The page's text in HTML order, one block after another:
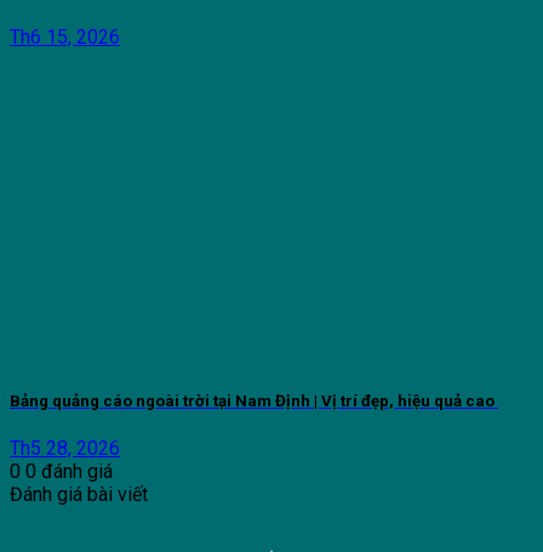
Th6 15, 2026
Bảng quảng cáo ngoài trời tại Nam Định | Vị trí đẹp, hiệu quả cao
Th5 28, 2026
0 0 đánh giá
Đánh giá bài viết